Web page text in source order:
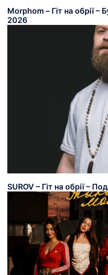
Morphom – Гіт на обрії –
2026
SUROV – Гіт на обрії –